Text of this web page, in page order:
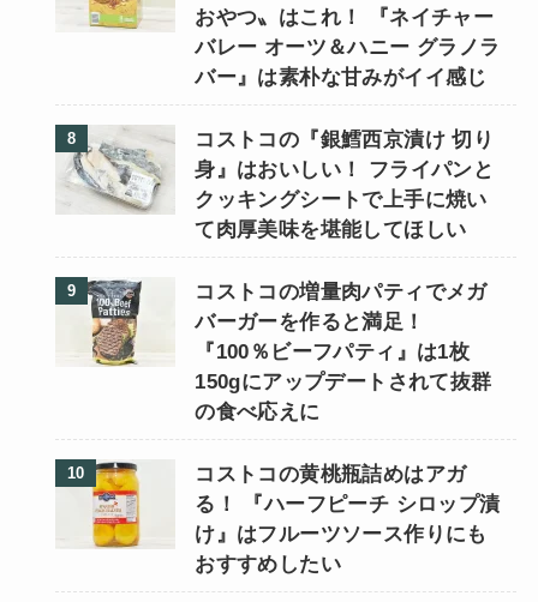
おやつ〟はこれ！ 『ネイチャー
バレー オーツ＆ハニー グラノラ
バー』は素朴な甘みがイイ感じ
コストコの『銀鱈西京漬け 切り
身』はおいしい！ フライパンと
クッキングシートで上手に焼い
て肉厚美味を堪能してほしい
コストコの増量肉パティでメガ
バーガーを作ると満足！
『100％ビーフパティ』は1枚
150gにアップデートされて抜群
の食べ応えに
コストコの黄桃瓶詰めはアガ
る！ 『ハーフピーチ シロップ漬
け』はフルーツソース作りにも
おすすめしたい